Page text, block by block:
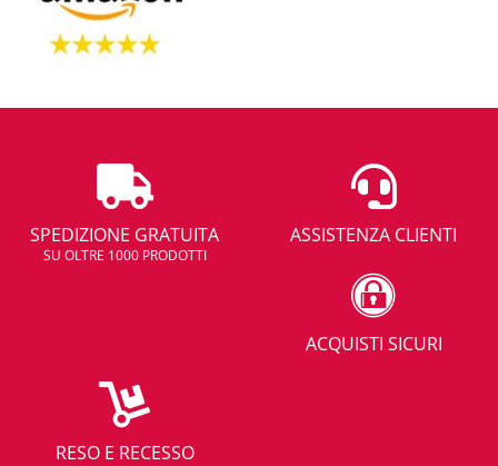
SPEDIZIONE GRATUITA
SU OLTRE 1000 PRODOTTI
ASSISTENZA CLIENTI
ACQUISTI SICURI
RESO E RECESSO